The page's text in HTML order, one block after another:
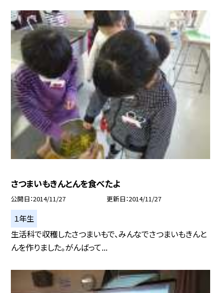
さつまいもきんとんを食べたよ
公開日 2014/11/27 更新日 2014/11/27
１年生
生活科で収穫したさつまいもで、みんなでさつまいもきんと
んを作りました。がんばって...